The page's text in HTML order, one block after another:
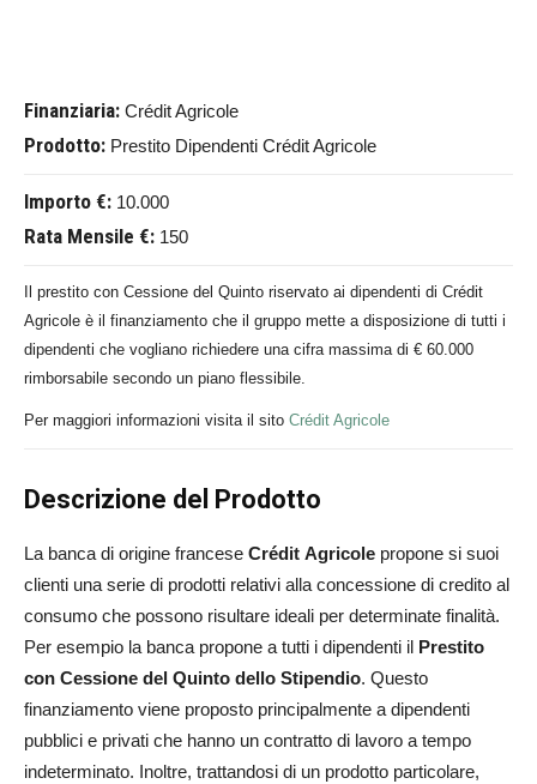
Finanziaria: Crédit Agricole
Prodotto: Prestito Dipendenti Crédit Agricole
Importo €: 10.000
Rata Mensile €: 150
Il prestito con Cessione del Quinto riservato ai dipendenti di Crédit
Agricole è il finanziamento che il gruppo mette a disposizione di tutti i
dipendenti che vogliano richiedere una cifra massima di € 60.000
rimborsabile secondo un piano flessibile.
Per maggiori informazioni visita il sito Crédit Agricole
Descrizione del Prodotto
La banca di origine francese Crédit Agricole propone si suoi
clienti una serie di prodotti relativi alla concessione di credito al
consumo che possono risultare ideali per determinate finalità.
Per esempio la banca propone a tutti i dipendenti il Prestito
con Cessione del Quinto dello Stipendio. Questo
finanziamento viene proposto principalmente a dipendenti
pubblici e privati che hanno un contratto di lavoro a tempo
indeterminato. Inoltre, trattandosi di un prodotto particolare,